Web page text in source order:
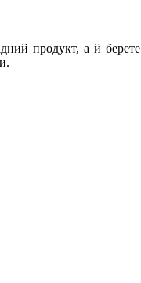
продукт, а й берете